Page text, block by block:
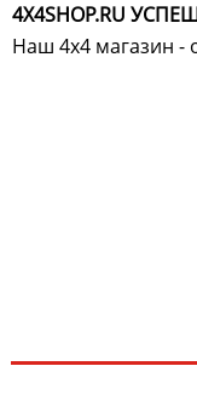
4X4SHOP.RU
Наш 4x4 магазин -